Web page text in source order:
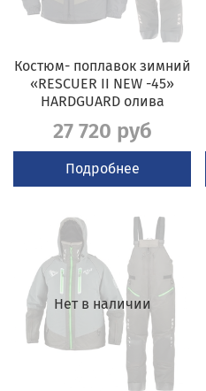
Костюм- поплавок зимний
«RESCUER II NEW -45»
HARDGUARD олива
27 720 руб
Подробнее
Нет в наличии